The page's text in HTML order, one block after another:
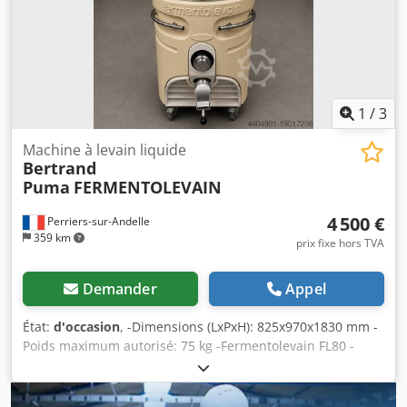
service de pièces de rechange Option : service de livraison
contrat de maintenance Dkjdpfevdkt Rjx Aggsr forfait de
service formation et mise en service Nombreuses autres
machines de boulangerie en stock !
1 /3
Perriers-sur-Andelle
359 km
Machine à levain liquide
Bertrand
Puma FERMENTOLEVAIN
4 500 €
prix fixe hors TVA
Demander Appel
État: d'occasion, -Dimensions (LxPxH): 825x970x1830 mm -
Poids maximum autorisé: 75 kg -Fermentolevain FL80 -
Poids total utile: 60 kg -Capacité totale: 140 L -Puissance:
1,15 kW -Tension: 380 V -Poids: 220kg -Année de
fabrication: 2006 -Caractéristiques: Châssis en acier